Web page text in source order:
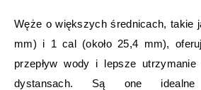
Węże o większych średnicach, takie
mm) i 1 cal (około 25,4 mm),
przepływ wody i lepsze utrzymanie
dystansach. Są one